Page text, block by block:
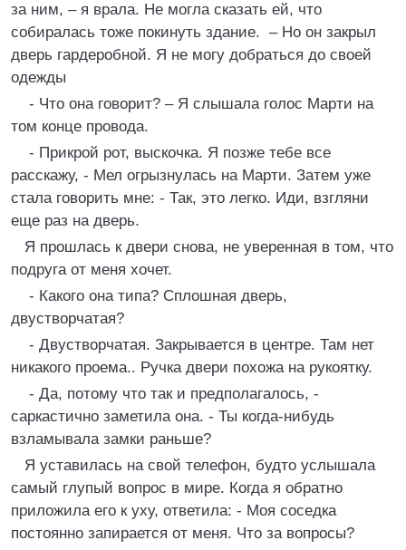
за ним, – я врала. Не могла сказать ей, что
собиралась тоже покинуть здание. – Но он закрыл
дверь гардеробной. Я не могу добраться до своей
одежды
- Что она говорит? – Я слышала голос Марти на
том конце провода.
- Прикрой рот, выскочка. Я позже тебе все
расскажу, - Мел огрызнулась на Марти. Затем уже
стала говорить мне: - Так, это легко. Иди, взгляни
еще раз на дверь.
Я прошлась к двери снова, не уверенная в том, что
подруга от меня хочет.
- Какого она типа? Сплошная дверь,
двустворчатая?
- Двустворчатая. Закрывается в центре. Там нет
никакого проема.. Ручка двери похожа на рукоятку.
- Да, потому что так и предполагалось, -
саркастично заметила она. - Ты когда-нибудь
взламывала замки раньше?
Я уставилась на свой телефон, будто услышала
самый глупый вопрос в мире. Когда я обратно
приложила его к уху, ответила: - Моя соседка
постоянно запирается от меня. Что за вопросы?